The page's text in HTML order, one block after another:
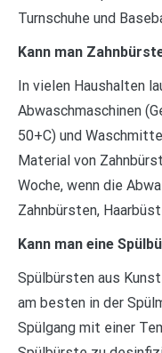
Turnschuhe und
Kann man
In vielen Haushalten
Abwaschmaschinen
50+C) und
Material von
Woche, wenn die
Zahnbürsten,
Kann man eine
Spülbürsten aus
am besten in der
Spülgang mit einer